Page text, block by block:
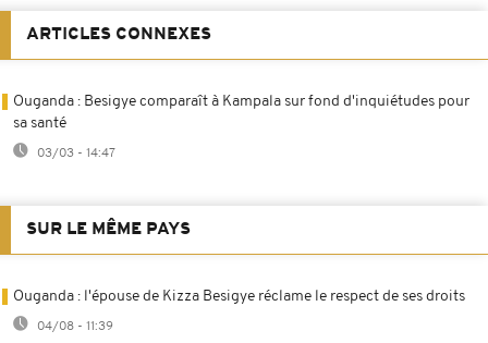
ARTICLES CONNEXES
Ouganda : Besigye comparaît à Kampala sur fond d'inquiétudes pour
sa santé
03/03 - 14:47
SUR LE MÊME PAYS
Ouganda : l'épouse de Kizza Besigye réclame le respect de ses droits
04/08 - 11:39